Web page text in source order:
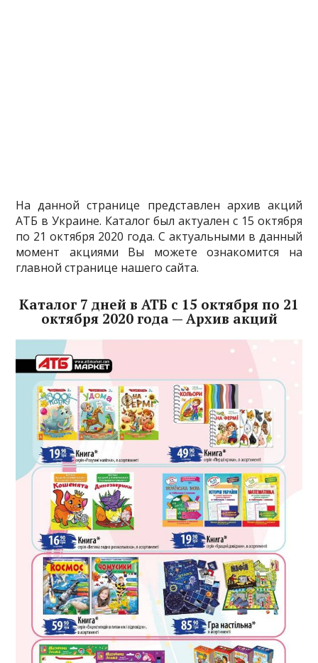
На данной странице представлен архив акций
АТБ в Украине. Каталог был актуален с 15 октября
по 21 октября 2020 года. С актуальными в данный
момент акциями Вы можете ознакомится на
главной странице нашего сайта.
Каталог 7 дней в АТБ с 15 октября по 21
октября 2020 года — Архив акций